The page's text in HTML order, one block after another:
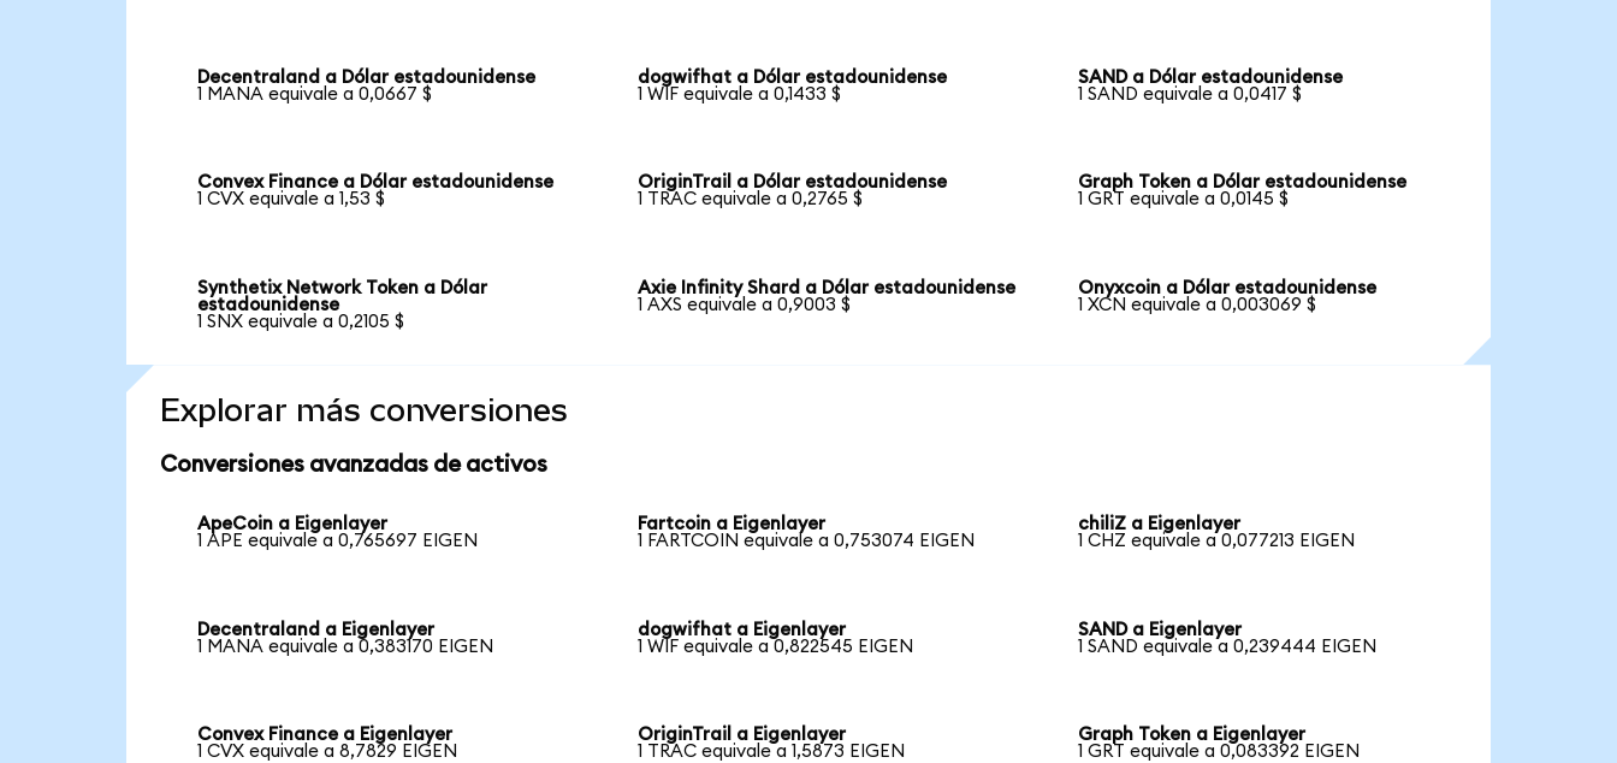
Decentraland a Dólar estadounidense
1 MANA equivale a 0,0667 $
dogwifhat a Dólar estadounidense
1 WIF equivale a 0,1433 $
SAND a Dólar estadounidense
1 SAND equivale a 0,0417 $
Convex Finance a Dólar estadounidense
1 CVX equivale a 1,53 $
OriginTrail a Dólar estadounidense
1 TRAC equivale a 0,2765 $
Graph Token a Dólar estadounidense
1 GRT equivale a 0,0145 $
Synthetix Network Token a Dólar
estadounidense
1 SNX equivale a 0,2105 $
Axie Infinity Shard a Dólar estadounidense
1 AXS equivale a 0,9003 $
Onyxcoin a Dólar estadounidense
1 XCN equivale a 0,003069 $
Explorar más conversiones
Conversiones avanzadas de activos
ApeCoin a Eigenlayer
1 APE equivale a 0,765697 EIGEN
Fartcoin a Eigenlayer
1 FARTCOIN equivale a 0,753074 EIGEN
chiliZ a Eigenlayer
1 CHZ equivale a 0,077213 EIGEN
Decentraland a Eigenlayer
1 MANA equivale a 0,383170 EIGEN
dogwifhat a Eigenlayer
1 WIF equivale a 0,822545 EIGEN
SAND a Eigenlayer
1 SAND equivale a 0,239444 EIGEN
Convex Finance a Eigenlayer
1 CVX equivale a 8,7829 EIGEN
OriginTrail a Eigenlayer
1 TRAC equivale a 1,5873 EIGEN
Graph Token a Eigenlayer
1 GRT equivale a 0,083392 EIGEN